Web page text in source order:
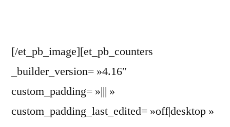
[/et_pb_image][et_pb_counters
_builder_version= »4.16″
custom_padding= »||| »
custom_padding_last_edited= »off|desktop »